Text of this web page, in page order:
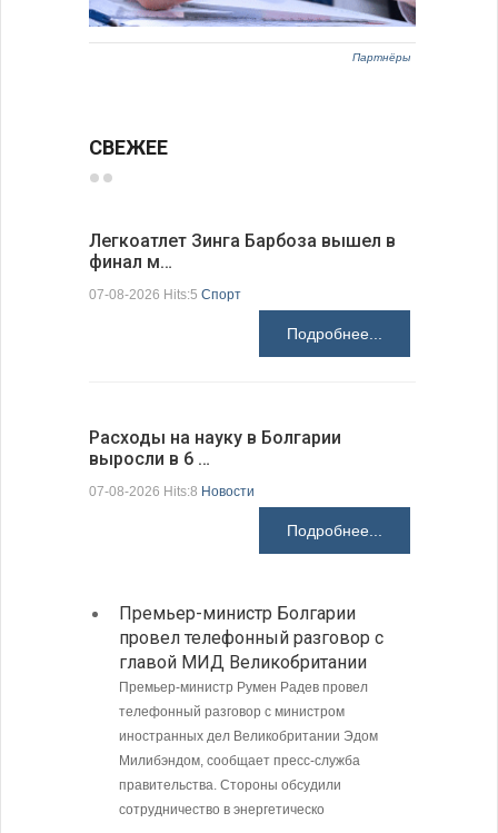
Партнёры
СВЕЖЕЕ
Легкоатлет Зинга Барбоза вышел в
финал м…
07-08-2026 Hits:5 Спорт
Подробнее...
Расходы на науку в Болгарии
выросли в 6 …
07-08-2026 Hits:8 Новости
Подробнее...
Премьер-министр Болгарии
провел телефонный разговор с
главой МИД Великобритании
Премьер-министр Румен Радев провел
телефонный разговор с министром
иностранных дел Великобритании Эдом
Милибэндом, сообщает пресс-служба
правительства. Стороны обсудили
сотрудничество в энергетическо